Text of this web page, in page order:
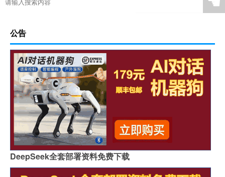
公告
DeepSeek全套部署资料免费下载